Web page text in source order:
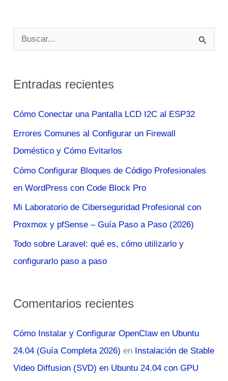
u
c
p
o
r
:
Entradas recientes
Cómo Conectar una Pantalla LCD I2C al ESP32
Errores Comunes al Configurar un Firewall
Doméstico y Cómo Evitarlos
Cómo Configurar Bloques de Código Profesionales
en WordPress con Code Block Pro
Mi Laboratorio de Ciberseguridad Profesional con
Proxmox y pfSense – Guía Paso a Paso (2026)
Todo sobre Laravel: qué es, cómo utilizarlo y
configurarlo paso a paso
Comentarios recientes
Cómo Instalar y Configurar OpenClaw en Ubuntu
24.04 (Guía Completa 2026) en Instalación de Stable
Video Diffusion (SVD) en Ubuntu 24.04 con GPU